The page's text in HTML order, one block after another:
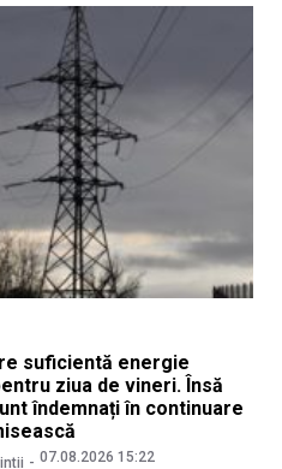
suficientă energie
ziua de vineri. Însă
îndemnați în continuare
07.08.2026 15:22